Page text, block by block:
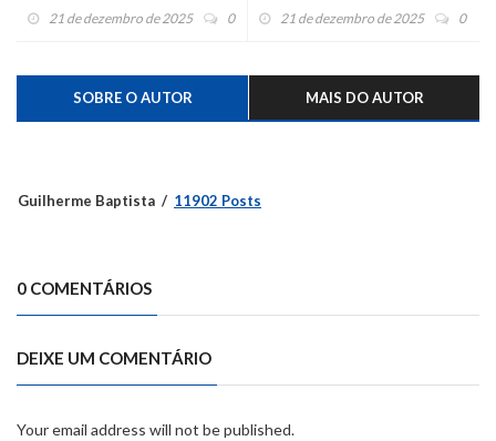
de uma motorista
21 de dezembro de 2025 0
resulta em prisão na BRS-470
21 de dezembro de 2025 0
SOBRE O AUTOR MAIS DO AUTOR
Guilherme Baptista 11902 Posts
0 COMENTÁRIOS
DEIXE UM COMENTÁRIO
Your email address will not be published.